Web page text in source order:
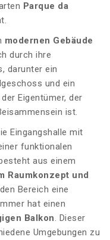
Parque da
modernen Gebäude
durch ihre
darunter ein
und ein
Eigentümer, der
ist.
Eingangshalle mit
funktionalen
aus einem
Raumkonzept und
Bereich eine
hat einen
Balkon. Dieser
Umgebungen zu